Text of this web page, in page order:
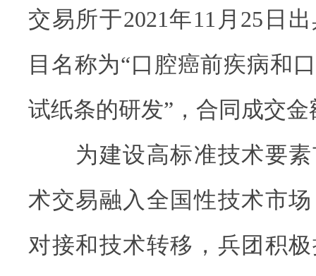
交易所于2021年11月25日
目名称为“口腔癌前疾病和
试纸条的研发”，合同成交金
为建设高标准技术要素
术交易融入全国性技术市
对接和技术转移，兵团积